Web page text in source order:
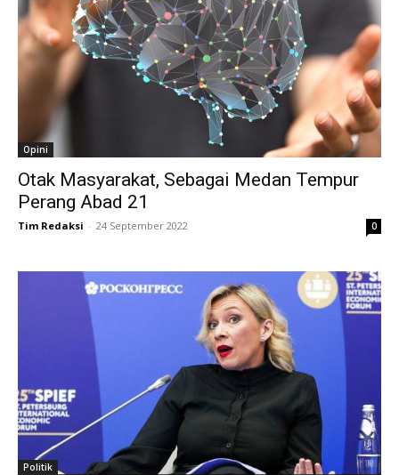
Opini
Otak Masyarakat, Sebagai Medan Tempur
Perang Abad 21
Tim Redaksi - 24 September 2022 0
Politik